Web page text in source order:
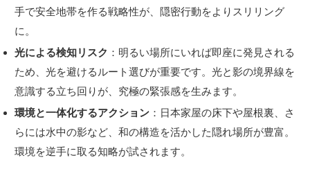
手で安全地帯を作る戦略性が、隠密行動をよりスリリング
に。
光による検知リスク ：明るい場所にいれば即座に発見される
ため、光を避けるルート選びが重要です。光と影の境界線を
意識する立ち回りが、究極の緊張感を生みます。
環境と一体化するアクション ：日本家屋の床下や屋根裏、さ
らには水中の影など、和の構造を活かした隠れ場所が豊富。
環境を逆手に取る知略が試されます。